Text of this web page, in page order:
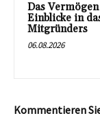
Das
Einblicke in
Mitgründers
06.08.2026
Kommentieren